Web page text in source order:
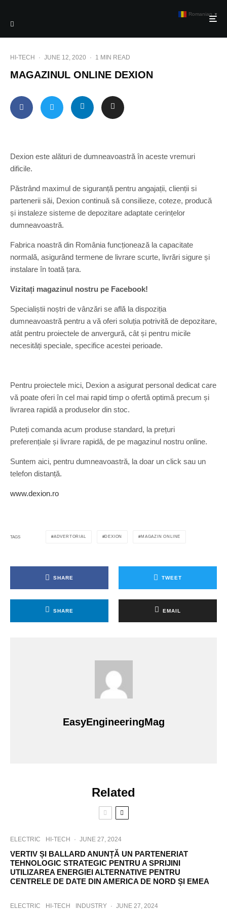
HI-TECH · JUNE 12, 2020 · 1 MIN READ
MAGAZINUL ONLINE DEXION
Dexion este alături de dumneavoastră în aceste vremuri
dificile.
Păstrând maximul de siguranță pentru angajații, clienții si
partenerii săi, Dexion continuă să consilieze, coteze, producă
și instaleze sisteme de depozitare adaptate cerințelor
dumneavoastră.
Fabrica noastră din România funcționează la capacitate
normală, asigurând termene de livrare scurte, livrări sigure și
instalare în toată țara.
Vizitați magazinul nostru pe Facebook!
Specialiștii noștri de vânzări se află la dispoziția
dumneavoastră pentru a vă oferi soluția potrivită de depozitare,
atât pentru proiectele de anvergură, cât și pentru micile
necesități speciale, specifice acestei perioade.
Pentru proiectele mici, Dexion a asigurat personal dedicat care
vă poate oferi în cel mai rapid timp o ofertă optimă precum și
livrarea rapidă a produselor din stoc.
Puteți comanda acum produse standard, la prețuri
preferențiale și livrare rapidă, de pe magazinul nostru online.
Suntem aici, pentru dumneavoastră, la doar un click sau un
telefon distanță.
www.dexion.ro
TAGS ADVERTORIAL DEXION MAGAZIN ONLINE
SHARE TWEET
SHARE EMAIL
EasyEngineeringMag
Related
ELECTRIC HI-TECH · JUNE 27, 2024
VERTIV ȘI BALLARD ANUNȚĂ UN PARTENERIAT
TEHNOLOGIC STRATEGIC PENTRU A SPRIJINI
UTILIZAREA ENERGIEI ALTERNATIVE PENTRU
CENTRELE DE DATE DIN AMERICA DE NORD ȘI EMEA
ELECTRIC HI-TECH INDUSTRY · JUNE 27, 2024
Romanian ▼